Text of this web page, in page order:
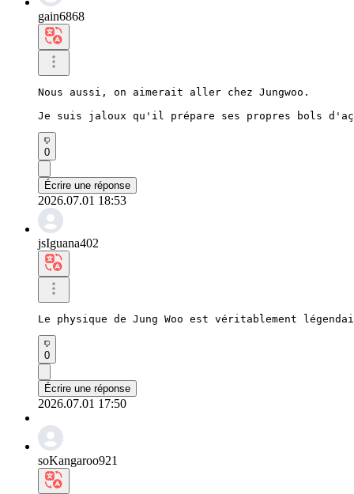
gain6868
Nous aussi, on aimerait aller chez Jungwoo.
Je suis jaloux qu'il prépare ses propres bols
0
Écrire une réponse
2026.07.01 18:53
jsIguana402
Le physique de Jung Woo est véritablement
0
Écrire une réponse
2026.07.01 17:50
soKangaroo921